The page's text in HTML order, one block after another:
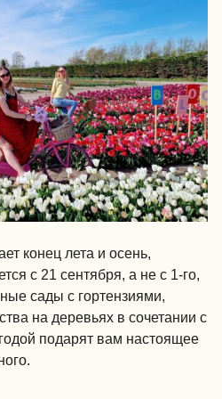
конец лета и осень,
с 21 сентября, а не с 1-го,
сады с гортензиями,
на деревьях в сочетании с
подарят вам настоящее